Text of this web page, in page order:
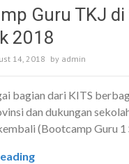
Guru TKJ di
2018
14, 2018 by admin
bagian dari KITS
dan dukungan
(Bootcamp Guru 1